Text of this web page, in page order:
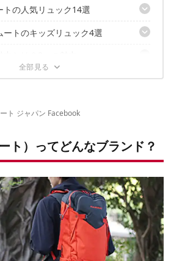
Courier25 25Ｌ
Seon Shuttle SE 22L
ELEMENT 22L
Cargo 35L
の人気リュック14選
Advanced SE 32+7L
Pro 28L
40+7L
45+7L
ク First Trion 18L
増 MTR 141 ADVANCED
搭載 Creon Pro 30L
LIGHT 12L
トのキッズリュック4選
Zip 16L
する！
イズ感に関して
ト ジャパン Facebook
）ってどんなブランド？